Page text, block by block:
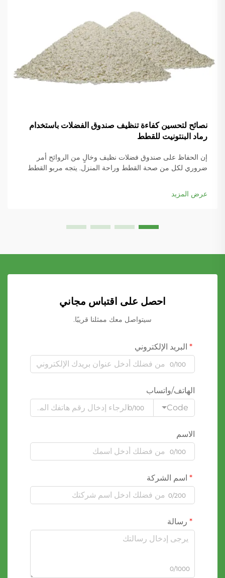
نصائح لتحسين كفاءة تنظيف صندوق الفضلات باستخدام
رماد البنتونيت للقطط
إن الحفاظ على صندوق فضلات نظيف وخالٍ من الروائح أمر
ضروري لكل من صحة القطط وراحة المنزل. يتجه مربو القطط
خصائص تكتل متفوقة وسهولة في الصيانة. هذا المعدن الطبيعي...
عرض المزيد
احصل على اقتباس مجاني
سيتواصل معك ممثلنا قريبًا.
البريد الإلكتروني
0/100
الهاتف/واتساب
Code
0/100
الاسم
0/100
اسم الشركة
0/200
رسالة
0/1000